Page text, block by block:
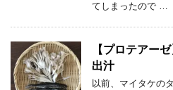
てしまったので …
【プロテアー
出汁
以前、マイタケの